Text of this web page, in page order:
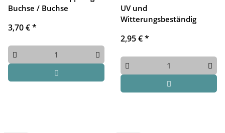
Buchse / Buchse
3,70 €*
UV und
Witterungsbeständig
2,95 €*